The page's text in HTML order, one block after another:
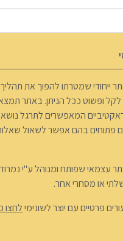
ייחודי שמטרתו להפוך את
לקל ופשוט ככל הניתן. באתר
המאפשרים לתרגל
פתוחים בהם אפשר לשאול
עצמאי שפותח ומנוהל ע"י נמרוד
או מסחרי אחר.
פרטיים עם יוצר לשונימילחצו